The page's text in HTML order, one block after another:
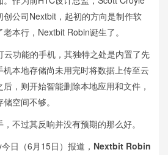
公司Nextbit，起初的方向是制作软
本行，Nextbit Robin诞生了。
云功能的手机，其独特之处是内置了先
本地存储尚未用完时将数据上传至云
，则开始智能删除本地应用和文件，
空间不够。
不过其反响并没有预期的那么好。
日（6月15日）报道， Nextbit Robin